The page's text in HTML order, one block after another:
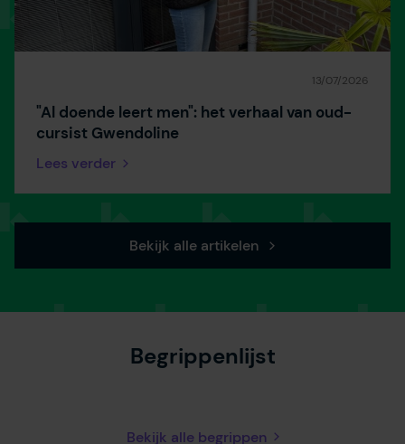
derden onze website, advertenties en communicatie aan
jouw interesses aan. Door op ‘accepteren’ te klikken ga je
hiermee akkoord. Je kunt je voorkeuren altijd weer
13/07/2026
"Al doende leert men": het verhaal van oud-
cursist Gwendoline
Lees verder
Bekijk alle artikelen
Begrippenlijst
Bekijk alle begrippen